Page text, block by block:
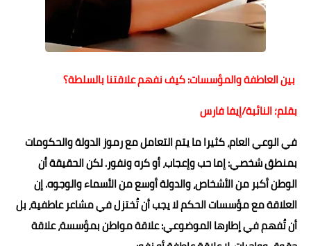
بين العاطفة والمؤسسات: كيف نفهم علاقتنا بالسلطة؟
بقلم؛ النائبة/إيفا فارس
في الوعي العام، كثيرا ما يتم التعامل مع رموز الدولة والحكومات
بمنطق شخصي: إما حب وإعجاب، أو كره ونفور. لكن الحقيقة أن
الوطن أكبر من الأشخاص، والدولة أوسع من الأسماء والوجوه. إن
العلاقة مع مؤسسات الحكم لا يجب أن تُختزل في مشاعر عاطفية، بل
أن تُفهم في إطارها الموضوعي: علاقة مواطن بمؤسسة، علاقة